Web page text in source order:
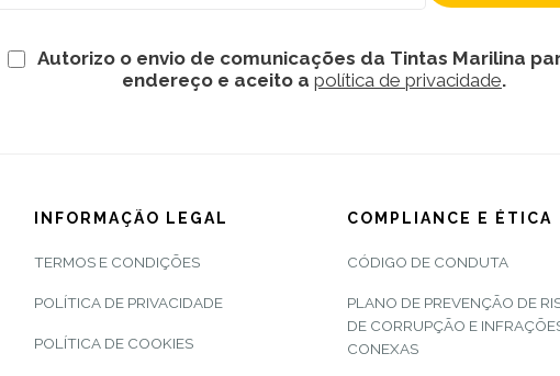
Autorizo o envio de comunicações da Tintas Marilina
endereço e aceito a política de privacidade.
INFORMAÇÃO LEGAL
TERMOS E CONDIÇÕES
POLÍTICA DE PRIVACIDADE
POLÍTICA DE COOKIES
COMPLIANCE E ÉTICA
CÓDIGO DE CONDUTA
PLANO DE PREVENÇÃO DE
DE CORRUPÇÃO E
CONEXAS